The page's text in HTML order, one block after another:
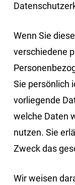
Wenn Sie
verschiedene
Sie persönlich
vorliegende
welche Daten
nutzen. Sie
Zweck das
Wir weisen